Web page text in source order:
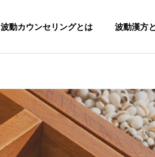
波動カウンセリングとは 波動漢方
代謝疾患